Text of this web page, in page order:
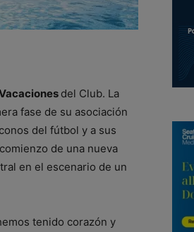
del Club. La
fase de su asociación
del fútbol y a sus
de una nueva
en el escenario de un
tenido corazón y